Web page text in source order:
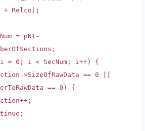
+ Relco);
= pNt-
0; i < SecNum; i++) {
>SizeOfRawData == 0 ||
== 0) {